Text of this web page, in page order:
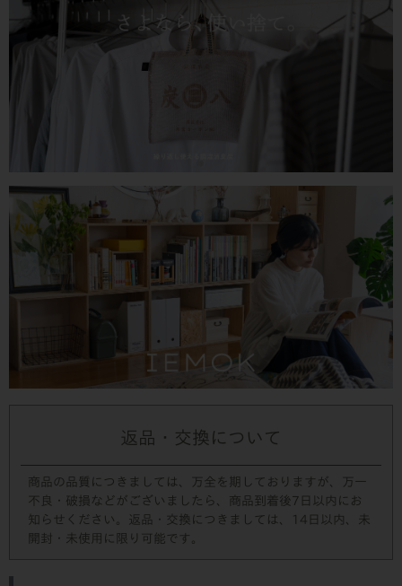
返品・交換について
商品の品質につきましては、万全を期しておりますが、万一
不良・破損などがございましたら、商品到着後7日以内にお
知らせください。返品・交換につきましては、14日以内、未
開封・未使用に限り可能です。